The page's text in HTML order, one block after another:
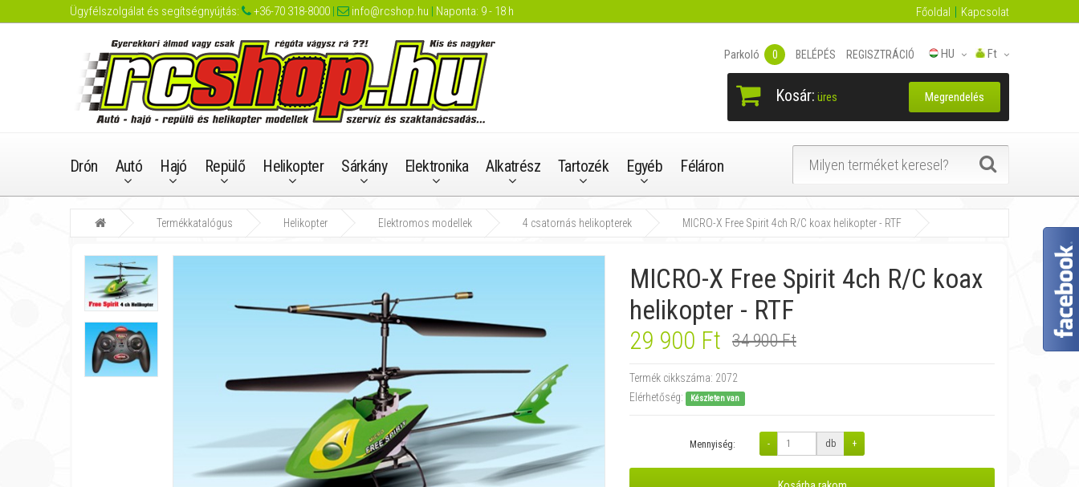
Ügyfélszolgálat és segítségnyújtás: +36-70 318-8000 | info@rcshop.hu | Naponta: 9 - 18 h Főoldal Kapcsolat
Ft
HU
Parkoló 0 BELÉPÉS REGISZTRÁCIÓ
Kosár: üres Megrendelés
Drón Autó Hajó Repülő Helikopter Sárkány Elektronika Alkatrész Tartozék Egyéb Féláron
Termékkatalógus Helikopter Elektromos modellek 4 csatornás helikopterek MICRO-X Free Spirit 4ch R/C koax helikopter - RTF
MICRO-X Free Spirit 4ch R/C koax
helikopter - RTF
29 900 Ft 34 900 Ft
Termék cikkszáma: 2072
Elérhetőség:
Készleten van
Mennyiség: - db +